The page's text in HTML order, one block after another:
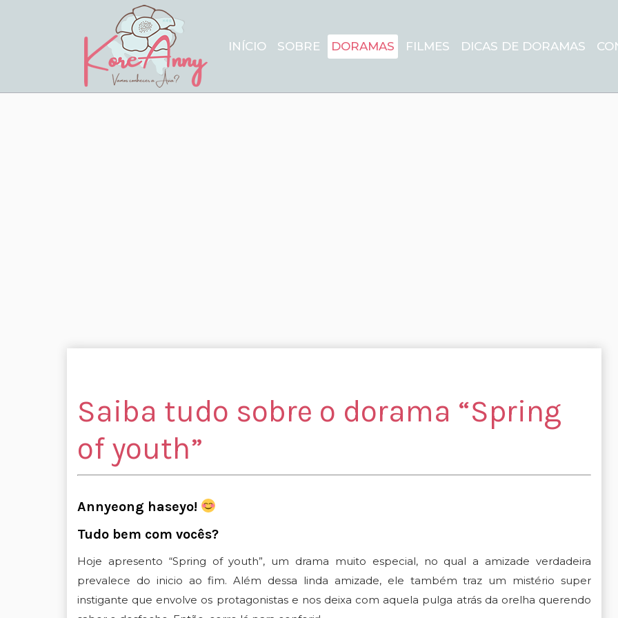
INÍCIO SOBRE DORAMAS FILMES DICAS DE DORAMAS
Saiba tudo sobre o dorama “Spring
of youth”
Annyeong haseyo!
Tudo bem com vocês?
Hoje apresento “Spring of youth”, um drama muito especial, no qual a amizade verdadeira
prevalece do inicio ao fim. Além dessa linda amizade, ele também traz um mistério super
instigante que envolve os protagonistas e nos deixa com aquela pulga atrás da orelha querendo